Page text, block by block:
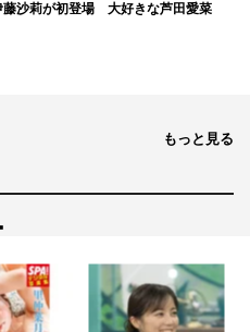
藤沙莉が初登場 大好きな芦田愛菜
もっと見る